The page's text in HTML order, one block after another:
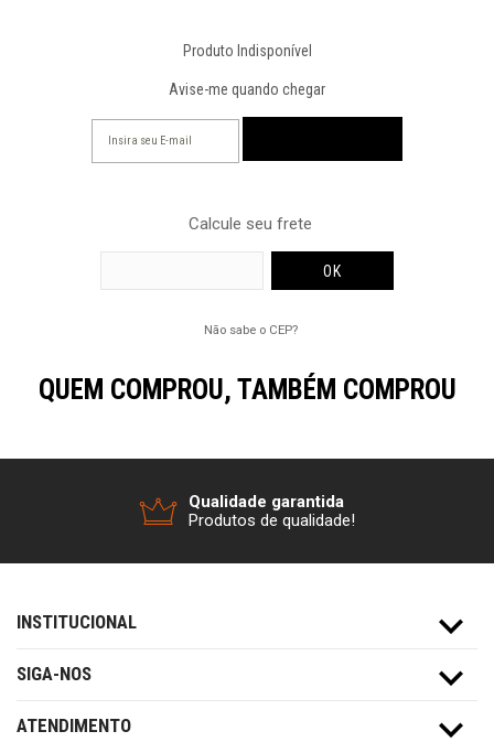
Produto Indisponível
Avise-me quando chegar
Calcule seu frete
Não sabe o CEP?
QUEM COMPROU, TAMBÉM COMPROU
Qualidade garantida
Produtos de qualidade!
INSTITUCIONAL
SIGA-NOS
ATENDIMENTO